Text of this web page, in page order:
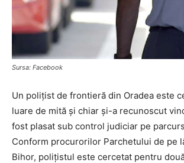
Sursa: Facebook
Un polițist de frontieră din Oradea este
luare de mită și chiar și-a recunoscut
fost plasat sub control judiciar pe
Conform procurorilor Parchetului de pe
Bihor, polițistul este cercetat pentru